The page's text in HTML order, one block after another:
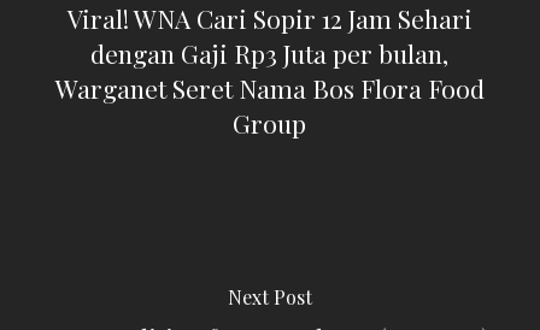
Viral! WNA Cari Sopir 12 Jam Sehari
dengan Gaji Rp3 Juta per bulan,
Warganet Seret Nama Bos Flora Food
Group
Next Post